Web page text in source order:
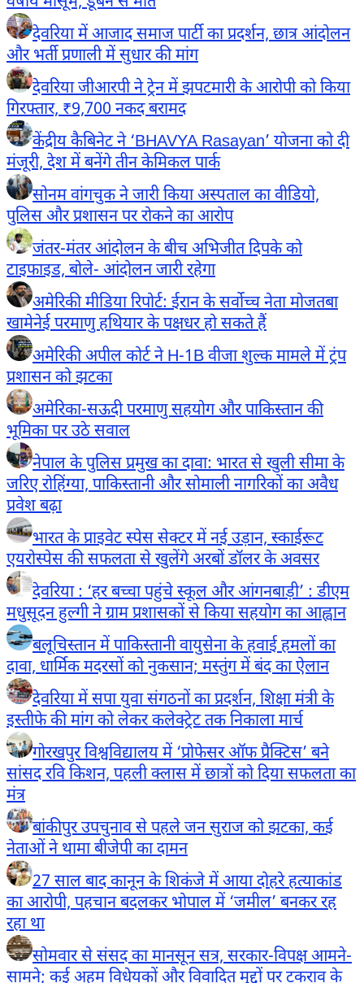
देवरिया में आजाद समाज पार्टी का प्रदर्शन, छात्र आंदोलन
और भर्ती प्रणाली में सुधार की मांग
देवरिया जीआरपी ने ट्रेन में झपटमारी के आरोपी को किया
गिरफ्तार, ₹9,700 नकद बरामद
केंद्रीय कैबिनेट ने ‘BHAVYA Rasayan’ योजना को दी
मंजूरी, देश में बनेंगे तीन केमिकल पार्क
सोनम वांगचुक ने जारी किया अस्पताल का वीडियो,
पुलिस और प्रशासन पर रोकने का आरोप
जंतर-मंतर आंदोलन के बीच अभिजीत दिपके को
टाइफाइड, बोले- आंदोलन जारी रहेगा
अमेरिकी मीडिया रिपोर्ट: ईरान के सर्वोच्च नेता मोजतबा
खामेनेई परमाणु हथियार के पक्षधर हो सकते हैं
अमेरिकी अपील कोर्ट ने H-1B वीजा शुल्क मामले में ट्रंप
प्रशासन को झटका
अमेरिका-सऊदी परमाणु सहयोग और पाकिस्तान की
भूमिका पर उठे सवाल
नेपाल के पुलिस प्रमुख का दावा: भारत से खुली सीमा के
जरिए रोहिंग्या, पाकिस्तानी और सोमाली नागरिकों का अवैध
प्रवेश बढ़ा
भारत के प्राइवेट स्पेस सेक्टर में नई उड़ान, स्काईरूट
एयरोस्पेस की सफलता से खुलेंगे अरबों डॉलर के अवसर
देवरिया : ‘हर बच्चा पहुंचे स्कूल और आंगनबाड़ी’ : डीएम
मधुसूदन हुल्गी ने ग्राम प्रशासकों से किया सहयोग का आह्वान
बलूचिस्तान में पाकिस्तानी वायुसेना के हवाई हमलों का
दावा, धार्मिक मदरसों को नुकसान; मस्तुंग में बंद का ऐलान
देवरिया में सपा युवा संगठनों का प्रदर्शन, शिक्षा मंत्री के
इस्तीफे की मांग को लेकर कलेक्ट्रेट तक निकाला मार्च
गोरखपुर विश्वविद्यालय में ‘प्रोफेसर ऑफ प्रैक्टिस’ बने
सांसद रवि किशन, पहली क्लास में छात्रों को दिया सफलता का
मंत्र
बांकीपुर उपचुनाव से पहले जन सुराज को झटका, कई
नेताओं ने थामा बीजेपी का दामन
27 साल बाद कानून के शिकंजे में आया दोहरे हत्याकांड
का आरोपी, पहचान बदलकर भोपाल में ‘जमील’ बनकर रह
रहा था
सोमवार से संसद का मानसून सत्र, सरकार-विपक्ष आमने-
सामने; कई अहम विधेयकों और विवादित मुद्दों पर टकराव के